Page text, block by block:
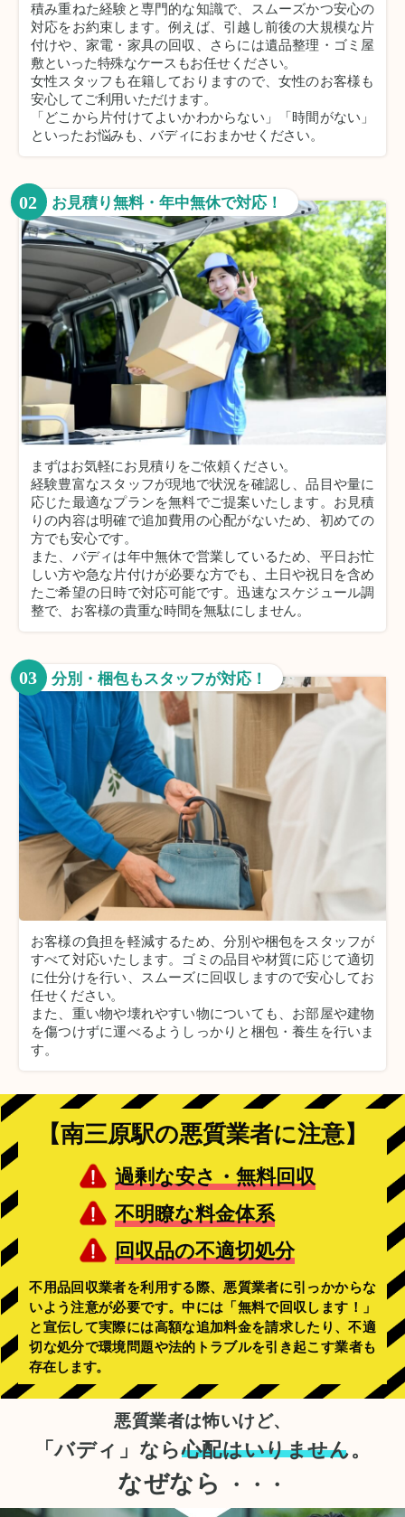
積み重ねた経験と専門的な知識で、スムーズかつ安心の
対応をお約束します。例えば、引越し前後の大規模な片
付けや、家電・家具の回収、さらには遺品整理・ゴミ屋
敷といった特殊なケースもお任せください。
女性スタッフも在籍しておりますので、女性のお客様も
安心してご利用いただけます。
「どこから片付けてよいかわからない」「時間がない」
といったお悩みも、バディにおまかせください。
02 お見積り無料・年中無休で対応！
まずはお気軽にお見積りをご依頼ください。
経験豊富なスタッフが現地で状況を確認し、品目や量に
応じた最適なプランを無料でご提案いたします。お見積
りの内容は明確で追加費用の心配がないため、初めての
方でも安心です。
また、バディは年中無休で営業しているため、平日お忙
しい方や急な片付けが必要な方でも、土日や祝日を含め
たご希望の日時で対応可能です。迅速なスケジュール調
整で、お客様の貴重な時間を無駄にしません。
03 分別・梱包もスタッフが対応！
お客様の負担を軽減するため、分別や梱包をスタッフが
すべて対応いたします。 ゴミの品目や材質に応じて適切
に仕分けを行い、スムーズに回収しますので安心してお
任せください。
また、重い物や壊れやすい物についても、お部屋や建物
を傷つけずに運べるようしっかりと梱包・養生を行いま
す。
【南三原駅の悪質業者に注意】
過剰な安さ・無料回収
不明瞭な料金体系
回収品の不適切処分
不用品回収業者を利用する際、悪質業者に引っかからな
いよう注意が必要です。中には「無料で回収します！」
と宣伝して実際には高額な追加料金を請求したり、不適
切な処分で環境問題や法的トラブルを引き起こす業者も
存在します。
悪質業者は怖いけど、
「バディ」なら心配はいりません。
なぜなら ・・・